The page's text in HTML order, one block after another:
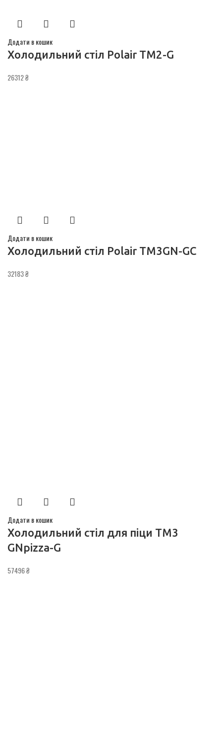
Додати в кошик
Холодильний стіл Polair TM2-G
26312₴
Додати в кошик
Холодильний стіл Polair TM3GN-GC
32183₴
Додати в кошик
Холодильний стіл для піци TM3
GNpizza-G
57496₴